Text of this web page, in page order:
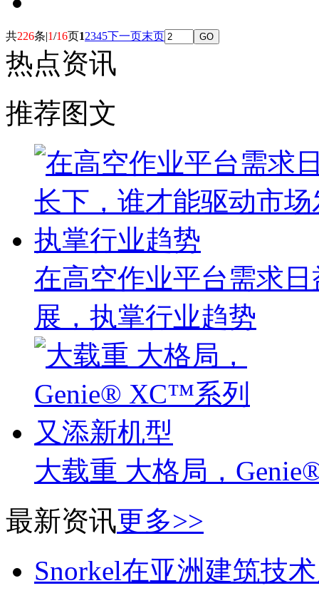
共226条|1/16页12345下一页末页
热点资讯
推荐图文
在高空作业平台需求
展，执掌行业趋势
大载重 大格局，
最新资讯更多>>
Snorkel在亚洲建筑技